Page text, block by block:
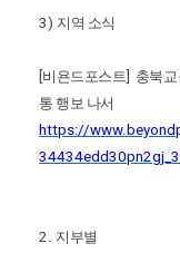
3) 지역 소식
[비욘드포스트] 충북교
통 행보 나서
https://
2. 지부별